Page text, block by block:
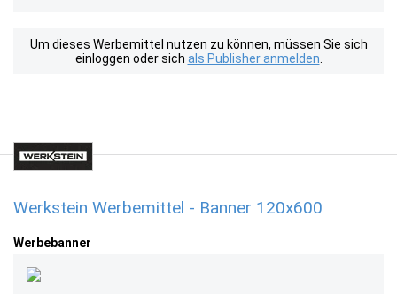
Um dieses Werbemittel nutzen zu können, müssen Sie sich
einloggen oder sich als Publisher anmelden
Werkstein Werbemittel - Banner 120x600
Werbebanner